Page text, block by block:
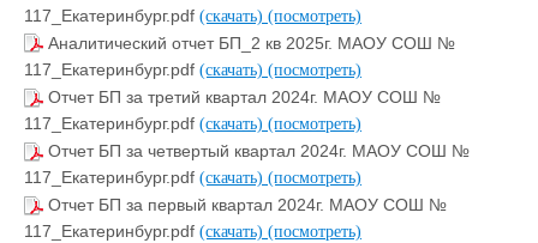
117_Екатеринбург.pdf (скачать) (посмотреть)
Аналитический отчет БП_2 кв 2025г. МАОУ СОШ №
117_Екатеринбург.pdf (скачать) (посмотреть)
Отчет БП за третий квартал 2024г. МАОУ СОШ №
117_Екатеринбург.pdf (скачать) (посмотреть)
Отчет БП за четвертый квартал 2024г. МАОУ СОШ №
117_Екатеринбург.pdf (скачать) (посмотреть)
Отчет БП за первый квартал 2024г. МАОУ СОШ №
117_Екатеринбург.pdf (скачать) (посмотреть)